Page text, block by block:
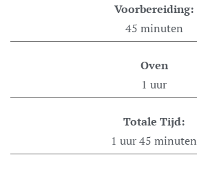
Voorbereiding:
45 minuten
Oven
1 uur
Totale Tijd:
1 uur 45 minuten